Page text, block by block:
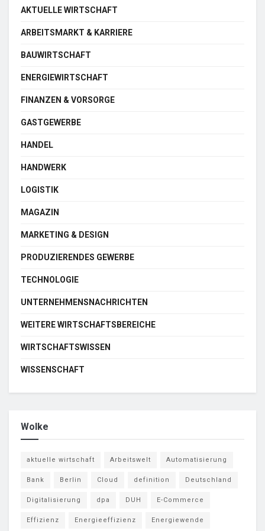
AKTUELLE WIRTSCHAFT
ARBEITSMARKT & KARRIERE
BAUWIRTSCHAFT
ENERGIEWIRTSCHAFT
FINANZEN & VORSORGE
GASTGEWERBE
HANDEL
HANDWERK
LOGISTIK
MAGAZIN
MARKETING & DESIGN
PRODUZIERENDES GEWERBE
TECHNOLOGIE
UNTERNEHMENSNACHRICHTEN
WEITERE WIRTSCHAFTSBEREICHE
WIRTSCHAFTSWISSEN
WISSENSCHAFT
Wolke
aktuelle wirtschaft Arbeitswelt Automatisierung
Bank Berlin Cloud definition Deutschland
Digitalisierung dpa DUH E-Commerce
Effizienz Energieeffizienz Energiewende